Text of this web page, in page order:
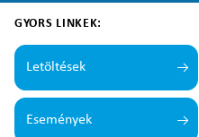
GYORS LINKEK:
Letöltések
Események